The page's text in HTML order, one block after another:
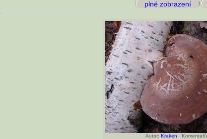
plné zobrazení
Autor: Kraken